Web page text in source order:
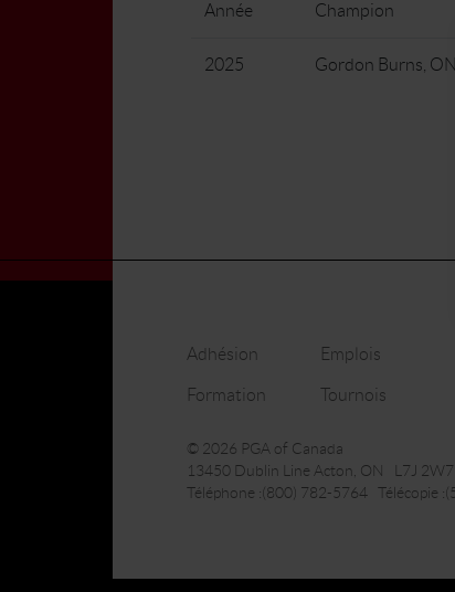
Année Champion
2025 Gordon Burns, ON
Adhésion
Formation
Emplois
Tournois
© 2026 PGA of Canada
13450 Dublin Line Acton, ON L7J 2W7
Téléphone :(800) 782-5764 Télécopie